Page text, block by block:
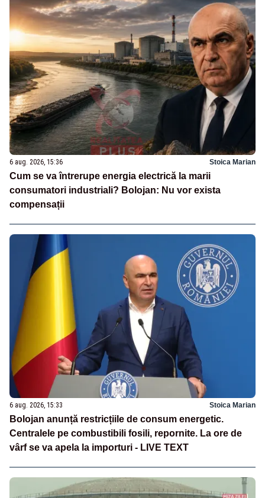
6 aug. 2026, 15:36 Stoica Marian
Cum se va întrerupe energia electrică la marii
consumatori industriali? Bolojan: Nu vor exista
compensații
6 aug. 2026, 15:33 Stoica Marian
Bolojan anunță restricțiile de consum energetic.
Centralele pe combustibili fosili, repornite. La ore de
vârf se va apela la importuri - LIVE TEXT